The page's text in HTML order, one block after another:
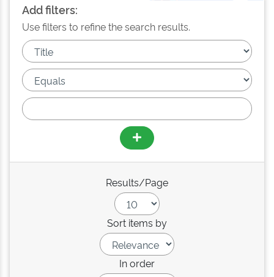
Add filters:
Use filters to refine the search results.
Results/Page
Sort items by
In order